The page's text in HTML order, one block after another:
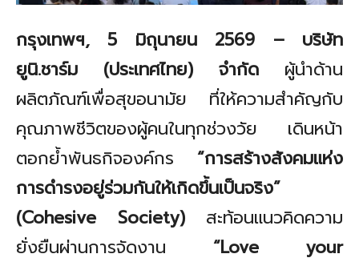
กรุงเทพฯ, 5 มิถุนายน 2569 – บริษัท
ยูนิ.ชาร์ม (ประเทศไทย) จำกัด ผู้นำด้าน
ผลิตภัณฑ์เพื่อสุขอนามัย ที่ให้ความสำคัญกับ
คุณภาพชีวิตของผู้คนในทุกช่วงวัย เดินหน้า
ตอกย้ำพันธกิจองค์กร “การสร้างสังคมแห่ง
การดำรงอยู่ร่วมกันให้เกิดขึ้นเป็นจริง”
(Cohesive Society)
สะท้อนแนวคิดความ
ยั่งยืนผ่านการจัดงาน “Love your